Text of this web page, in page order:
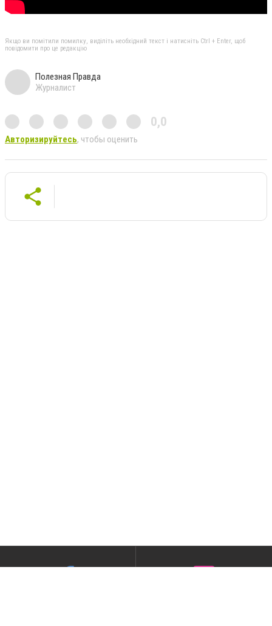
Якщо ви помітили помилку, виділіть необхідний текст і натисніть Ctrl + Enter, щоб
повідомити про це редакцію
Полезная Правда
Журналист
0,0
Авторизируйтесь, чтобы оценить